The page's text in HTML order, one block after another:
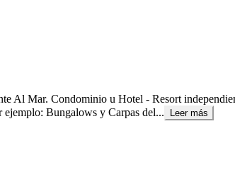
Al Mar. Condominio u Hotel - Resort
ejemplo: Bungalows y Carpas del...
Leer más